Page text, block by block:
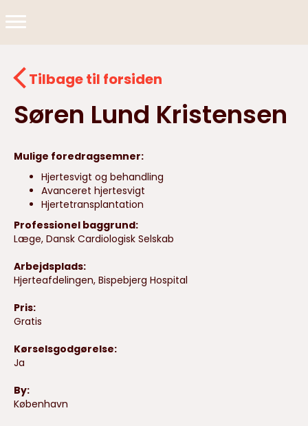
Tilbage til forsiden
Søren Lund Kristensen
Mulige foredragsemner:
Hjertesvigt og behandling
Avanceret hjertesvigt
Hjertetransplantation
Professionel baggrund:
Læge, Dansk Cardiologisk Selskab
Arbejdsplads:
Hjerteafdelingen, Bispebjerg Hospital
Pris:
Gratis
Kørselsgodgørelse:
Ja
By:
København